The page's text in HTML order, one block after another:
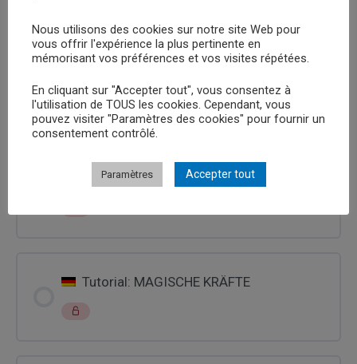
Tutorial: SUPERNATURAL
Tutorial: MAGISCHE KRÄFTE
Nous utilisons des cookies sur notre site Web pour
vous offrir l'expérience la plus pertinente en
mémorisant vos préférences et vos visites répétées.
En cliquant sur "Accepter tout", vous consentez à
l'utilisation de TOUS les cookies. Cependant, vous
pouvez visiter "Paramètres des cookies" pour fournir un
consentement contrôlé.
Paramètres Accepter tout